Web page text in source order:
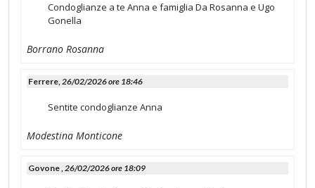
Condoglianze a te Anna e famiglia Da Rosanna e Ugo
Gonella
Borrano Rosanna
Ferrere,26/02/2026 ore 18:46
Sentite condoglianze Anna
Modestina Monticone
Govone ,26/02/2026 ore 18:09